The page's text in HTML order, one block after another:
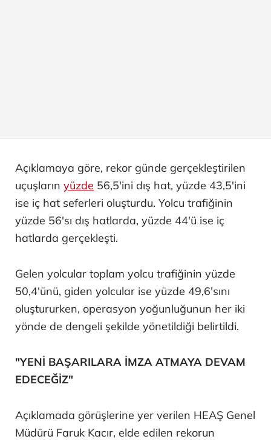
Açıklamaya göre, rekor günde gerçekleştirilen
uçuşların yüzde 56,5'ini dış hat, yüzde 43,5'ini
ise iç hat seferleri oluşturdu. Yolcu trafiğinin
yüzde 56'sı dış hatlarda, yüzde 44'ü ise iç
hatlarda gerçekleşti.
Gelen yolcular toplam yolcu trafiğinin yüzde
50,4'ünü, giden yolcular ise yüzde 49,6'sını
oluştururken, operasyon yoğunluğunun her iki
yönde de dengeli şekilde yönetildiği belirtildi.
"YENİ BAŞARILARA İMZA ATMAYA DEVAM
EDECEĞİZ"
Açıklamada görüşlerine yer verilen HEAŞ Genel
Müdürü Faruk Kacır, elde edilen rekorun